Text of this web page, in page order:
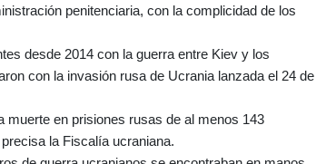
penitenciaria, con la complicidad de los
desde 2014 con la guerra entre Kiev y los
con la invasión rusa de Ucrania lanzada el 24 de
en prisiones rusas de al menos 143
la Fiscalía ucraniana.